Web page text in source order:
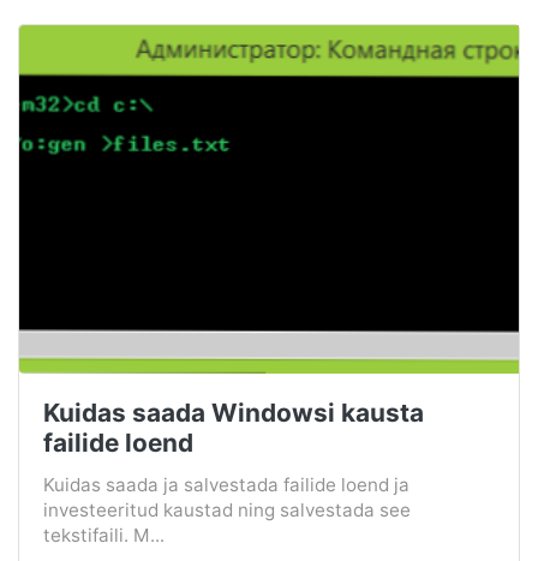
Kuidas saada Windowsi kausta
failide loend
Kuidas saada ja salvestada failide loend ja
investeeritud kaustad ning salvestada see
tekstifaili. M...